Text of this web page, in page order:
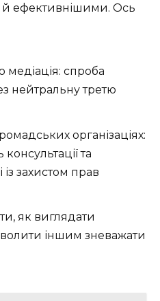
ефективнішими. Ось
спроба
нейтральну третю
організаціях:
та
із захистом прав
як виглядати
іншим зневажати